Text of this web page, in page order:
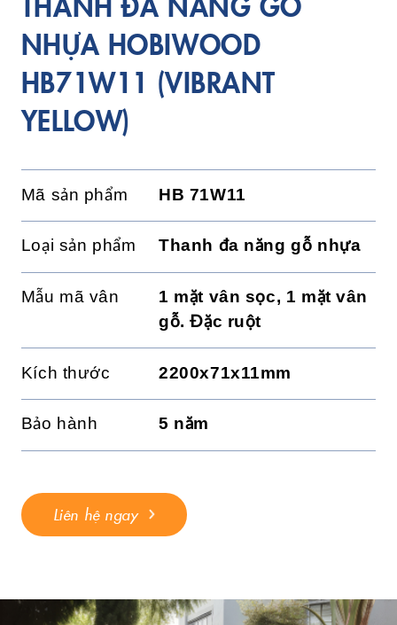
NHỰA HOBIWOOD
HB71W11 (VIBRANT
YELLOW)
Mã sản phẩm HB 71W11
Loại sản phẩm Thanh đa năng gỗ nhựa
Mẫu mã vân
1 mặt vân sọc, 1 mặt vân
gỗ. Đặc ruột
Kích thước 2200x71x11mm
Bảo hành 5 năm
Liên hệ ngay